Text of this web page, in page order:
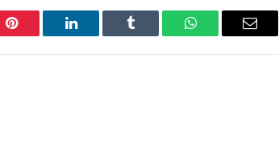
Pinterest LinkedIn Tumblr WhatsAppEmail